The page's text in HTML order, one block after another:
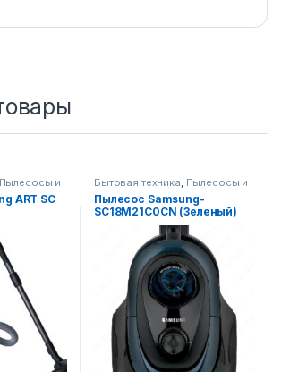
Пылесосы и
ART SC
Бытовая техника, Пылесосы и
аксессуары
Пылесос Samsung-
SC18M21C0CN (Зеленый)